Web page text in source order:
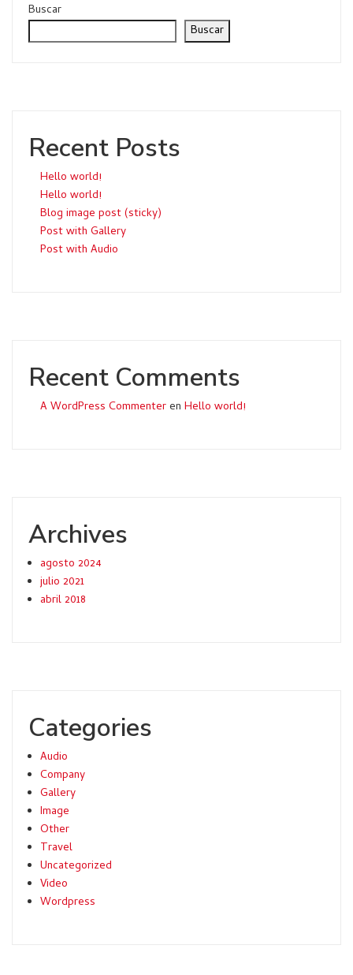
Buscar
Buscar
Recent Posts
Hello world!
Hello world!
Blog image post (sticky)
Post with Gallery
Post with Audio
Recent Comments
A WordPress Commenteren Hello world!
Archives
agosto 2024
julio 2021
abril 2018
Categories
Audio
Company
Gallery
Image
Other
Travel
Uncategorized
Video
Wordpress